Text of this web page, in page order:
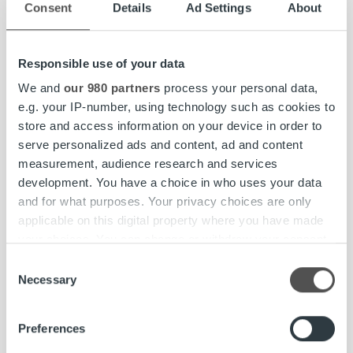
Consent Details Ad Settings About
Responsible use of your data
We and our 980 partners process your personal data,
e.g. your IP-number, using technology such as cookies to
store and access information on your device in order to
serve personalized ads and content, ad and content
measurement, audience research and services
development. You have a choice in who uses your data
and for what purposes. Your privacy choices are only
applicable on this digital property where you have made
the Privacy trigger icon.
Find out more about how your personal data is processed
and set your preferences in the
Selection
Necessary
Preferences
Processen vid sen betalning